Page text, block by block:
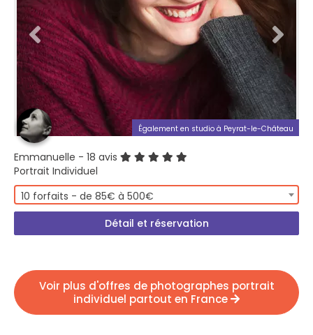
Également en studio à Peyrat-le-Château
Emmanuelle - 18 avis
Portrait Individuel
10 forfaits - de 85€ à 500€
Détail et réservation
Voir plus d'offres de photographes portrait
individuel partout en France